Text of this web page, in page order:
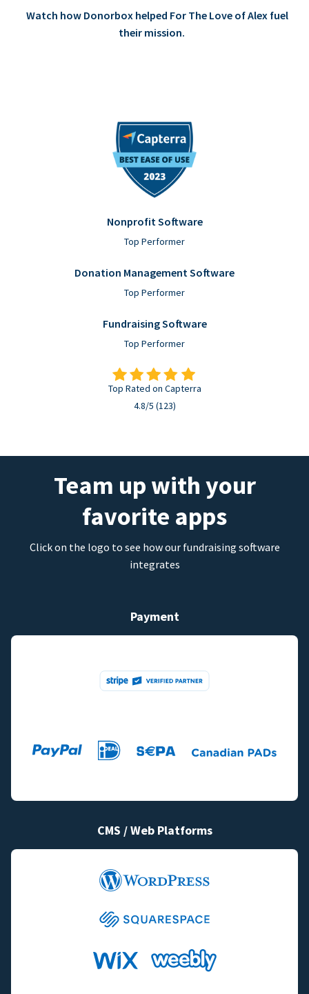
Watch how Donorbox helped For The Love of Alex fuel
their mission.
Nonprofit Software
Top Performer
Donation Management Software
Top Performer
Fundraising Software
Top Performer
Top Rated on Capterra
4.8/5 (123)
Team up with your
favorite apps
Click on the logo to see how our fundraising software
integrates
Payment
CMS / Web Platforms